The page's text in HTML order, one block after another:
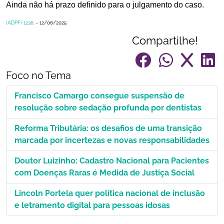
Ainda não há prazo definido para o julgamento do caso.
(ADPF) 1236 . - 12/06/2025
Compartilhe!
Foco no Tema
Francisco Camargo consegue suspensão de
resolução sobre sedação profunda por dentistas
Reforma Tributária: os desafios de uma transição
marcada por incertezas e novas responsabilidades
Doutor Luizinho: Cadastro Nacional para Pacientes
com Doenças Raras é Medida de Justiça Social
Lincoln Portela quer política nacional de inclusão
e letramento digital para pessoas idosas